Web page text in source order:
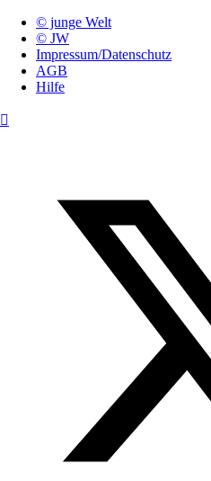
© junge Welt
© JW
Impressum/Datenschutz
AGB
Hilfe